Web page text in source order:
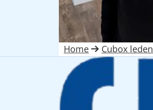
Home Cubox leden